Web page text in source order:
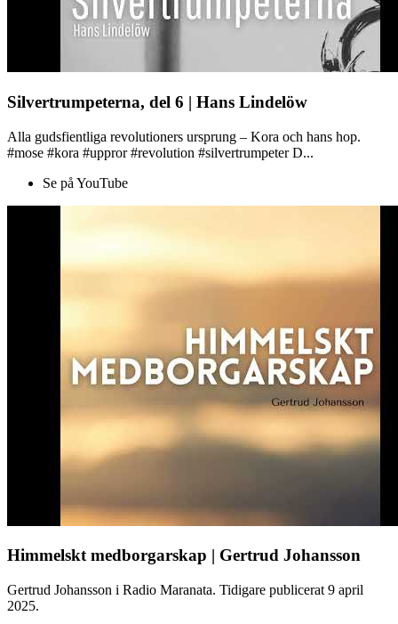
Silvertrumpeterna, del 6 | Hans Lindelöw
Alla gudsfientliga revolutioners ursprung – Kora och hans hop.
#mose #kora #uppror #revolution #silvertrumpeter D...
Se på YouTube
Himmelskt medborgarskap | Gertrud Johansson
Gertrud Johansson i Radio Maranata. Tidigare publicerat 9 april
2025.